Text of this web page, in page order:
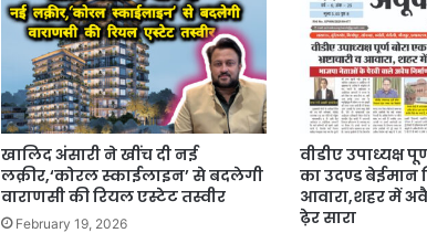
खालिद अंसारी ने खींच दी नई
लक़ीर,‘कोरल स्काईलाइन’ से बदलेगी
वाराणसी की रियल एस्टेट तस्वीर
February 19, 2026
वीडीए उपाध्यक्ष
का उदण्ड बेईमान
आवारा,शहर में
ढ़ेर सारा